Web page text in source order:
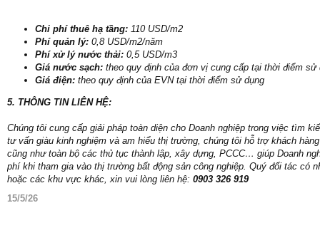
Chi phí thuê hạ tầng: 110 USD/m2
Phí quản lý: 0,8 USD/m2/năm
Phí xử lý nước thải: 0,5 USD/m3
Giá nước sạch: theo quy định của đơn vị cung cấp tại thời điểm sử
Giá điện: theo quy định của EVN tại thời điểm sử dụng
5. THÔNG TIN LIÊN HỆ:
Chúng tôi cung cấp giải pháp toàn diện cho Doanh nghiệp trong việc tìm
tư vấn giàu kinh nghiệm và am hiểu thị trường, chúng tôi hỗ trợ khách
cũng như toàn bộ các thủ tục thành lập, xây dựng, PCCC… giúp Doanh
phí khi tham gia vào thị trường bất động sản công nghiệp. Quý đối tác có
hoặc các khu vực khác, xin vui lòng liên hệ: 0903 326 919
15/5/26